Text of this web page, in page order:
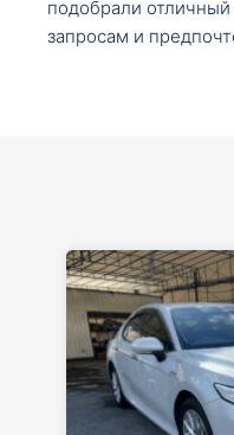
подобрали
запросам и